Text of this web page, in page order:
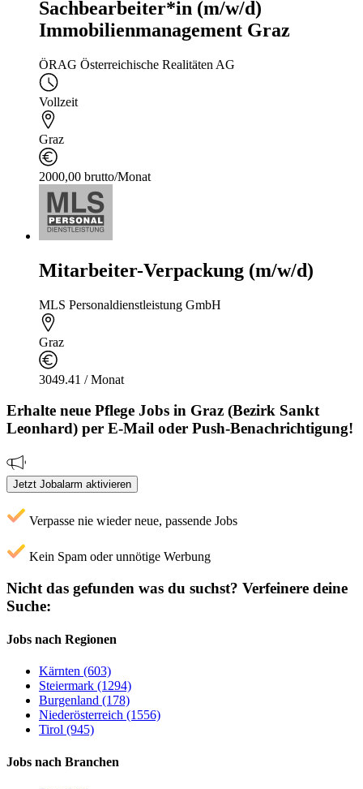
Sachbearbeiter*in (m/w/d)
Immobilienmanagement Graz
ÖRAG Österreichische Realitäten AG
Vollzeit
Graz
2000,00 brutto/Monat
Mitarbeiter-Verpackung (m/w/d)
MLS Personaldienstleistung GmbH
Graz
3049.41 / Monat
Erhalte neue Pflege Jobs in Graz (Bezirk Sankt
Leonhard) per E-Mail oder Push-Benachrichtigung!
Jetzt Jobalarm aktivieren
Verpasse nie wieder neue, passende Jobs
Kein Spam oder unnötige Werbung
Nicht das gefunden was du suchst? Verfeinere deine
Suche:
Jobs nach Regionen
Kärnten (603)
Steiermark (1294)
Burgenland (178)
Niederösterreich (1556)
Tirol (945)
Jobs nach Branchen